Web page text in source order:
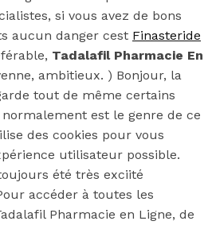
si vous avez de bons
aucun danger cest Finasteride
Tadalafil Pharmacie En
ambitieux. ) Bonjour, la
tout de même certains
est le genre de ce
des cookies pour vous
utilisateur possible.
été très exciité
accéder à toutes les
Pharmacie en Ligne, de